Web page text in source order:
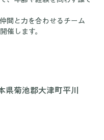
、年齢や経験を問わず誰で
間と力を合わせるチーム